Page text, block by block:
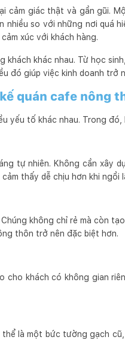
cảm giác thật và gần gũi.
so với những nơi quá
xúc với khách hàng.
khách khác nhau. Từ học
đó giúp việc kinh doanh trở
quán cafe nông
yếu tố khác nhau. Trong
tự nhiên. Không cần xây
thấy dễ chịu hơn khi ngồi
không chỉ rẻ mà còn
thôn trở nên đặc biệt hơn.
cho khách có không gian
là một bức tường gạch